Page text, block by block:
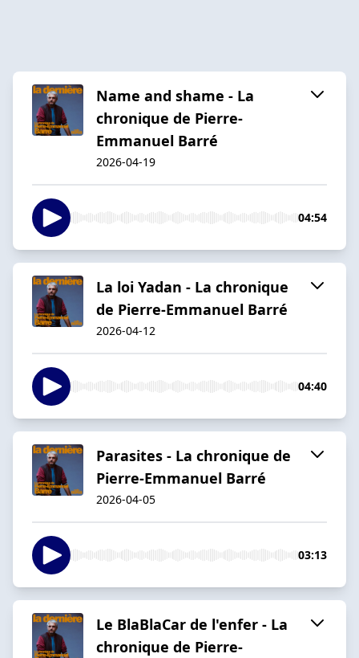
Name and shame - La
chronique de Pierre-
Emmanuel Barré
2026-04-19
04:54
La loi Yadan - La chronique
de Pierre-Emmanuel Barré
2026-04-12
04:40
Parasites - La chronique de
Pierre-Emmanuel Barré
2026-04-05
03:13
Le BlaBlaCar de l'enfer - La
chronique de Pierre-